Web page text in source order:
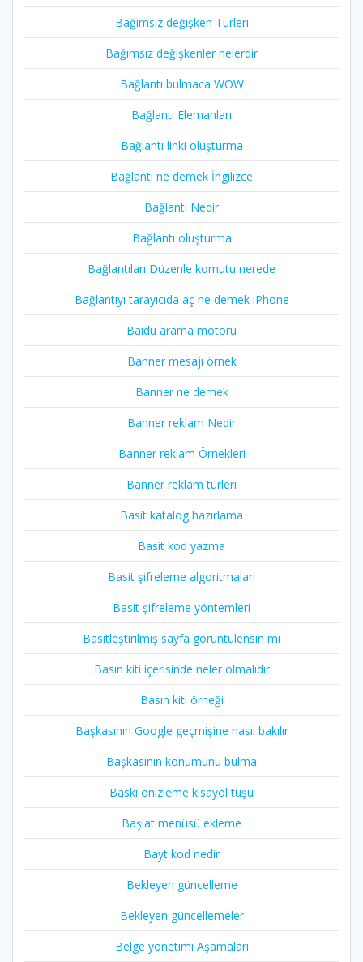
Bağımsız değişken Türleri
Bağımsız değişkenler nelerdir
Bağlantı bulmaca WOW
Bağlantı Elemanları
Bağlantı linki oluşturma
Bağlantı ne demek İngilizce
Bağlantı Nedir
Bağlantı oluşturma
Bağlantıları Düzenle komutu nerede
Bağlantıyı tarayıcıda aç ne demek iPhone
Baidu arama motoru
Banner mesajı örnek
Banner ne demek
Banner reklam Nedir
Banner reklam Örnekleri
Banner reklam türleri
Basit katalog hazırlama
Basit kod yazma
Basit şifreleme algoritmaları
Basit şifreleme yöntemleri
Basitleştirilmiş sayfa görüntülensin mı
Basın kiti içerisinde neler olmalıdır
Basın kiti örneği
Başkasının Google geçmişine nasıl bakılır
Başkasının konumunu bulma
Baskı önizleme kısayol tuşu
Başlat menüsü ekleme
Bayt kod nedir
Bekleyen güncelleme
Bekleyen güncellemeler
Belge yönetimi Aşamaları